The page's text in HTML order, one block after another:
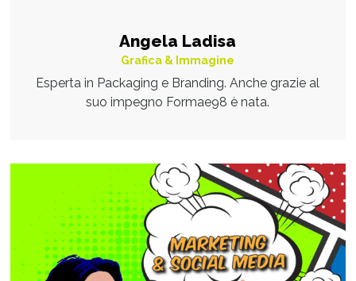
Angela Ladisa
Grafica & Immagine
Esperta in Packaging e Branding. Anche grazie al
suo impegno Formae98 è nata.